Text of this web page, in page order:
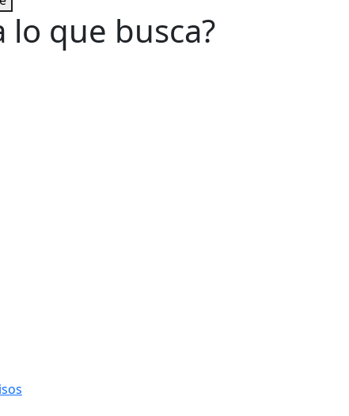
lo que busca?